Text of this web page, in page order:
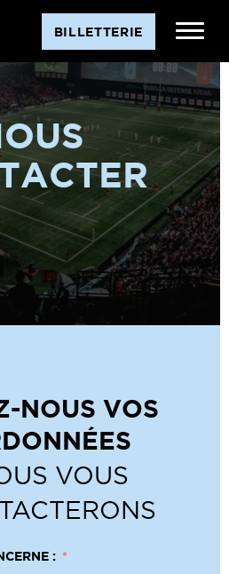
BILLETTERIE
NOUS VOS
VOUS
: